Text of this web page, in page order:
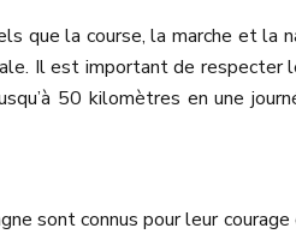
que la course, la marche et la
Il est important de respecter
50 kilomètres en une
sont connus pour leur